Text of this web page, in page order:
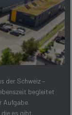
der Schweiz –
begleitet
Aufgabe
es gibt.